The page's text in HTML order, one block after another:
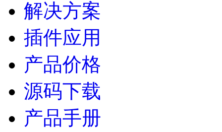
解决方案
插件应用
产品价格
源码下载
产品手册